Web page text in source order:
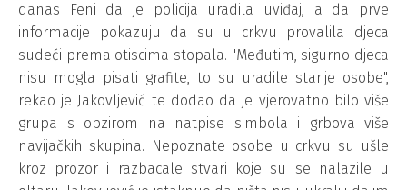
danas Feni da je policija uradila uviđaj, a da prve
informacije pokazuju da su u crkvu provalila djeca
sudeći prema otiscima stopala. "Međutim, sigurno djeca
nisu mogla pisati grafite, to su uradile starije osobe",
rekao je Jakovljević te dodao da je vjerovatno bilo više
grupa s obzirom na natpise simbola i grbova više
navijačkih skupina. Nepoznate osobe u crkvu su ušle
kroz prozor i razbacale stvari koje su se nalazile u